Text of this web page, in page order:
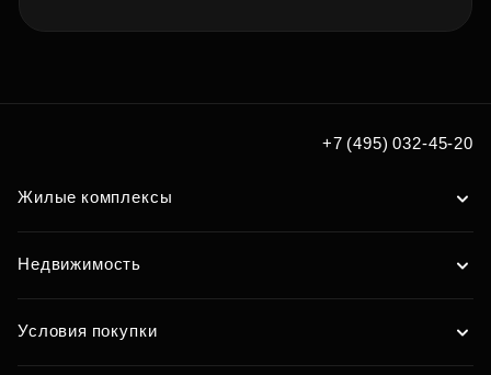
+7 (495) 032-45-20
Жилые комплексы
Недвижимость
Условия покупки